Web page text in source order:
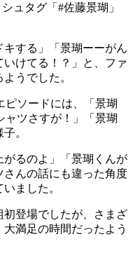
ュタグ「#佐藤景瑚」
する」「景瑚ーーがん
けてる！？」と、ファ
うでした。
ピソードには、「景瑚
ャツさすが！」「景瑚
。
がるのよ」「景瑚くんが
んの話にも違った角度
ました。
登場でしたが、さまざ
満足の時間だったよう